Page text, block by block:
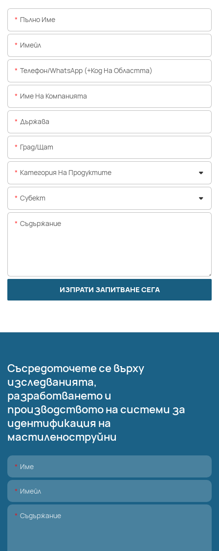
Пълно Име
Имейл
Телефон/WhatsApp (+Код На Областта)
Име На Компанията
Държава
Град/щат
Категория На Продуктите
Субект
Съдържание
ИЗПРАТИ ЗАПИТВАНЕ СЕГА
Съсредоточете се върху
изследванията,
разработването и
производството на системи за
идентификация на
мастиленоструйни
Име
Имейл
Съдържание